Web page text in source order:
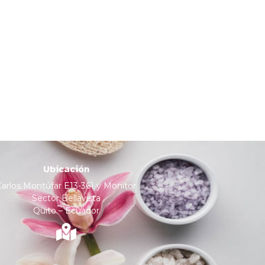
Ubicación
Montúfar E13-361 y Monitor
Sector Bellavista
Quito – Ecuador